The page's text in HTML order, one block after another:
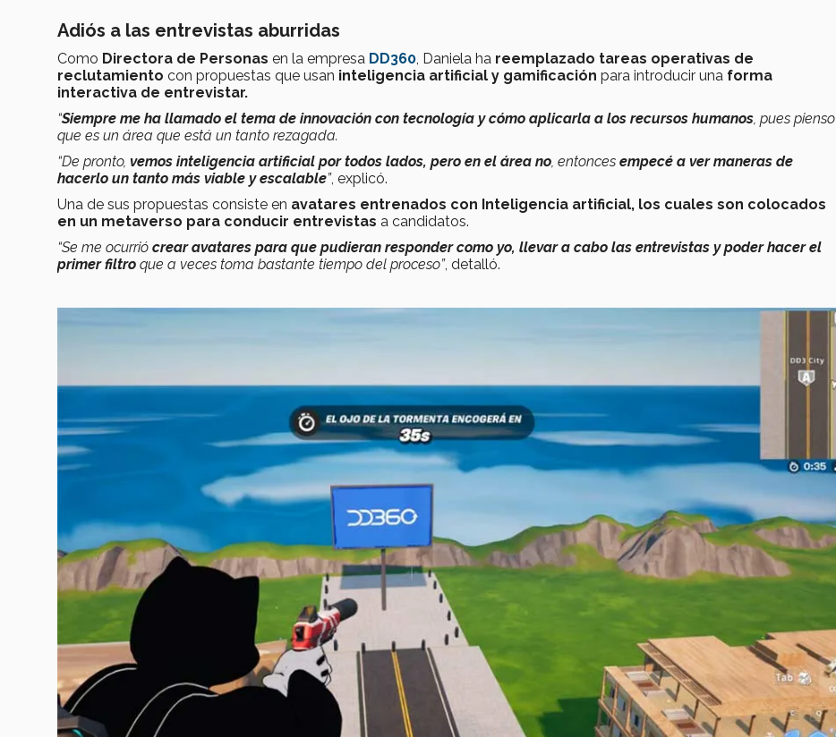
Adiós a las entrevistas aburridas
Como Directora de Personas en la empresa DD360, Daniela ha reemplazado tareas operativas de
reclutamiento con propuestas que usan inteligencia artificial y gamificación para introducir una forma
interactiva de entrevistar.
“Siempre me ha llamado el tema de innovación con tecnología y cómo aplicarla a los recursos humanos, pues pienso
que es un área que está un tanto rezagada.
“De pronto, vemos inteligencia artificial por todos lados, pero en el área no, entonces empecé a ver maneras de
hacerlo un tanto más viable y escalable”, explicó.
Una de sus propuestas consiste en avatares entrenados con Inteligencia artificial, los cuales son colocados
en un metaverso para conducir entrevistas a candidatos.
“Se me ocurrió crear avatares para que pudieran responder como yo, llevar a cabo las entrevistas y poder hacer el
primer filtro que a veces toma bastante tiempo del proceso”, detalló.